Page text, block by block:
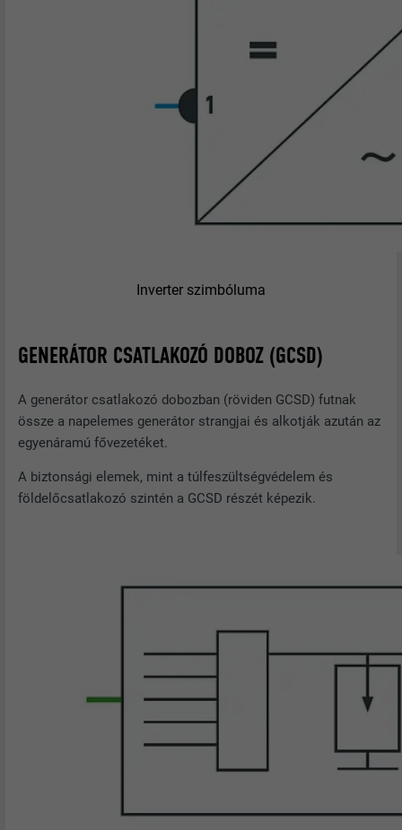
Inverter szimbóluma
GENERÁTOR CSATLAKOZÓ DOBOZ (GCSD)
A generátor csatlakozó dobozban (röviden GCSD) futnak
össze a napelemes generátor strangjai és alkotják azután az
egyenáramú fővezetéket.
A biztonsági elemek, mint a túlfeszültségvédelem és
földelőcsatlakozó szintén a GCSD részét képezik.